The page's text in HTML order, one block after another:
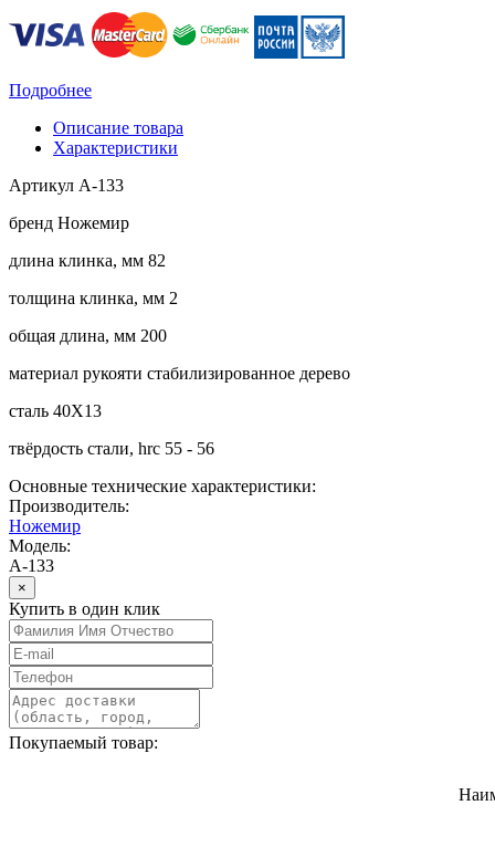
Подробнее
Описание товара
Характеристики
Артикул A-133
бренд Ножемир
длина клинка, мм 82
толщина клинка, мм 2
общая длина, мм 200
материал рукояти стабилизированное дерево
сталь 40Х13
твёрдость стали, hrc 55 - 56
Основные технические характеристики:
Производитель:
Ножемир
Модель:
A-133
×
Купить в один клик
Покупаемый товар: